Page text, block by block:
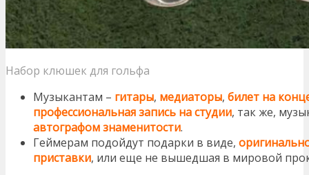
Набор клюшек для гольфа
Музыкантам – гитары, медиаторы, билет на
профессиональная запись на студии, так же,
автографом знаменитости.
Геймерам подойдут подарки в виде,
приставки, или еще не вышедшая в мировой